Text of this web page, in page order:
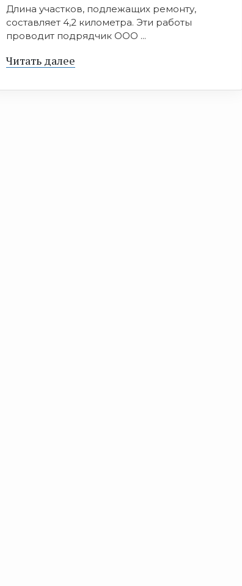
Длина участков, подлежащих ремонту,
составляет 4,2 километра. Эти работы
проводит подрядчик ООО ...
Читать далее